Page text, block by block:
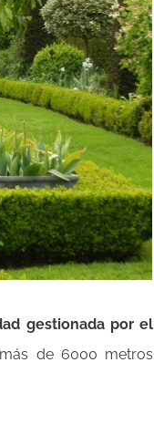
gestionada por el
de 6000 metros